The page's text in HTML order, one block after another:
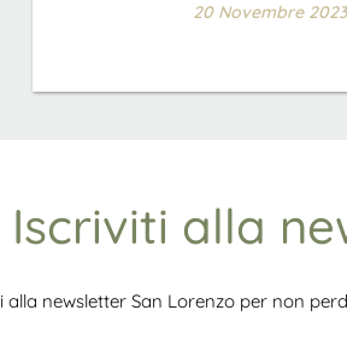
20 Novembre 2023
Iscriviti alla
alla newsletter San Lorenzo per non